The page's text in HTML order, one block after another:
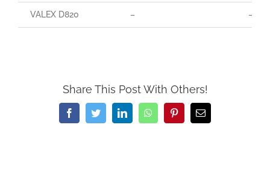
VALEX D820 – –
Share This Post With Others!
FacebookTwitterLinkedInWhatsAppPinterestEmail